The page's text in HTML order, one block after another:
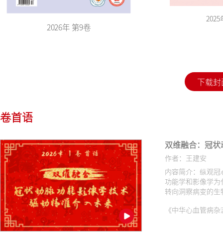
2026年 第9卷
2025
下载
卷首语
双维融合：冠
作者：王建安
内容简介：纵观
功能学和影像学
转向洞察病变的
《中华心血管病